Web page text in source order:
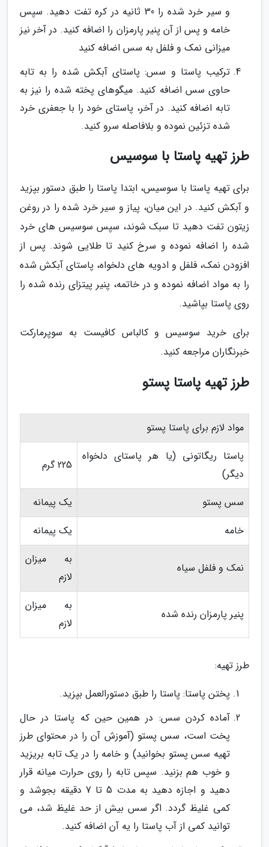
و سیر خرد شده را 30 ثانیه در کره تفت دهید. سپس
خامه و پس از آن پنیر پارمزان را اضافه کنید. در آخر نیز
میزانی نمک و فلفل به سس اضافه کنید
ترکیب پاستا و سس: پاستای آبکش شده را به تابه
حاوی سس اضافه کنید. میگوهای پخته شده را نیز به
تابه اضافه کنید. در آخر، پاستای خود را با جعفری خرد
شده تزئین نموده و بلافاصله سرو کنید.
طرز تهیه پاستا با سوسیس
برای تهیه پاستا با سوسیس، ابتدا پاستا را طبق دستور بپزید
و آبکش کنید. در این میان، پیاز و سیر خرد شده را در روغن
زیتون تفت دهید تا سبک شوند، سپس سوسیس های خرد
شده را اضافه نموده و سرخ کنید تا طلایی شوند. پس از
افزودن نمک، فلفل و ادویه های دلخواه، پاستای آبکش شده
را به مواد اضافه نموده و در خاتمه، پنیر پیتزای رنده شده را
روی پاستا بپاشید.
برای خرید سوسیس و کالباس کافیست به سوپرمارکت
خبرنگاران مراجعه کنید.
طرز تهیه پاستا پستو
مواد لازم برای پاستا پستو
پاستا ریگاتونی (یا هر پاستای دلخواه
دیگر)
225 گرم
سس پستو
یک پیمانه
خامه
یک پیمانه
نمک و فلفل سیاه
به میزان
لازم
پنیر پارمزان رنده شده
به میزان
لازم
طرز تهیه:
پختن پاستا: پاستا را طبق دستورالعمل بپزید.
آماده کردن سس: در همین حین که پاستا در حال
پخت است، سس پستو (آموزش آن را در محتوای طرز
تهیه سس پستو بخوانید) و خامه را در یک تابه بریزید
و خوب هم بزنید. سپس تابه را روی حرارت میانه قرار
دهید و اجازه دهید به مدت 5 تا 7 دقیقه بجوشد و
کمی غلیظ گردد. اگر سس بیش از حد غلیظ شد، می
توانید کمی از آب پاستا را یه آن اضافه کنید.